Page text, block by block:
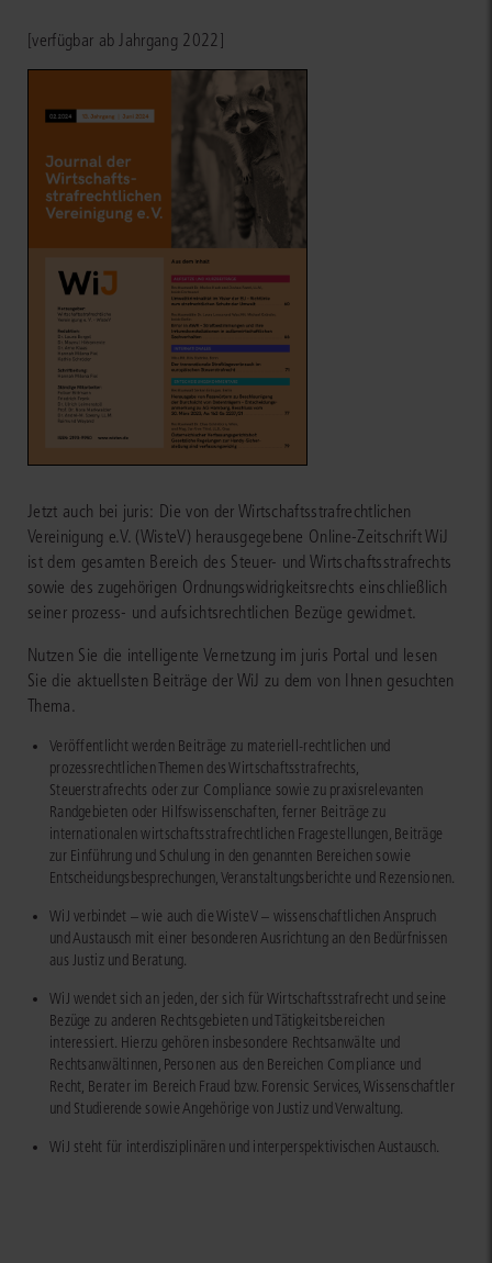
[verfügbar ab Jahrgang 2022]
Jetzt auch bei juris: Die von der Wirtschaftsstrafrechtlichen
Vereinigung e.V. (WisteV) herausgegebene Online-Zeitschrift WiJ
ist dem gesamten Bereich des Steuer- und Wirtschaftsstrafrechts
sowie des zugehörigen Ordnungswidrigkeitsrechts einschließlich
seiner prozess- und aufsichtsrechtlichen Bezüge gewidmet.
Nutzen Sie die intelligente Vernetzung im juris Portal und lesen
Sie die aktuellsten Beiträge der WiJ zu dem von Ihnen gesuchten
Thema.
Veröffentlicht werden Beiträge zu materiell-rechtlichen und
prozessrechtlichen Themen des Wirtschaftsstrafrechts,
Steuerstrafrechts oder zur Compliance sowie zu praxisrelevanten
Randgebieten oder Hilfswissenschaften, ferner Beiträge zu
internationalen wirtschaftsstrafrechtlichen Fragestellungen, Beiträge
zur Einführung und Schulung in den genannten Bereichen sowie
Entscheidungsbesprechungen, Veranstaltungsberichte und Rezensionen.
WiJ verbindet – wie auch die WisteV – wissenschaftlichen Anspruch
und Austausch mit einer besonderen Ausrichtung an den Bedürfnissen
aus Justiz und Beratung.
WiJ wendet sich an jeden, der sich für Wirtschaftsstrafrecht und seine
Bezüge zu anderen Rechtsgebieten und Tätigkeitsbereichen
interessiert. Hierzu gehören insbesondere Rechtsanwälte und
Rechtsanwältinnen, Personen aus den Bereichen Compliance und
Recht, Berater im Bereich Fraud bzw. Forensic Services, Wissenschaftler
und Studierende sowie Angehörige von Justiz und Verwaltung.
WiJ steht für interdisziplinären und interperspektivischen Austausch.